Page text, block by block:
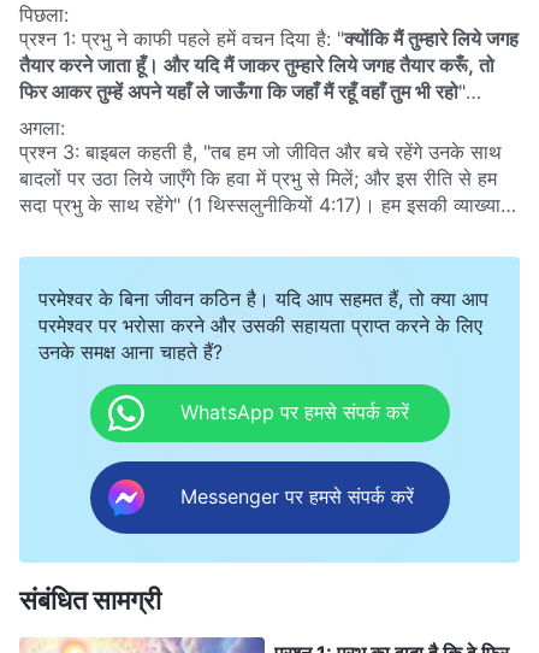
पिछला:
प्रश्न 1: प्रभु ने काफी पहले हमें वचन दिया है: "क्योंकि मैं तुम्हारे लिये जगह
तैयार करने जाता हूँ। और यदि मैं जाकर तुम्हारे लिये जगह तैयार करूँ, तो
फिर आकर तुम्हें अपने यहाँ ले जाऊँगा कि जहाँ मैं रहूँ वहाँ तुम भी रहो"
(यूहन्ना 14:2-3)
है। जब वे वापस आएंगे, तो हमें स्वर्ग के राज्य में ले जाएँगे। अगर प्रभु
वापस आ चुके हैं, तो उनके सारे संत अभी भी धरती पर क्यों हैं? हमें
आरोहित क्यों नहीं किया गया है?
अगला:
प्रश्न 3: बाइबल कहती है, "तब हम जो जीवित और बचे रहेंगे उनके साथ
बादलों पर उठा लिये जाएँगे कि हवा में प्रभु से मिलें; और इस रीति से हम
सदा प्रभु के साथ रहेंगे" (1 थिस्सलुनीकियों 4:17) । हम इसकी व्याख्या
परमेश्वर के बिना जीवन कठिन है। यदि आप सहमत हैं, तो क्या आप
परमेश्वर पर भरोसा करने और उसकी सहायता प्राप्त करने के लिए
उनके समक्ष आना चाहते हैं?
WhatsApp पर हमसे संपर्क करें
Messenger पर हमसे संपर्क करें
संबंधित सामग्री